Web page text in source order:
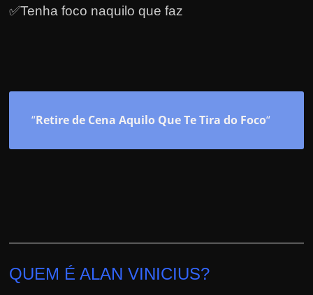
✅Tenha foco naquilo que faz
“Retire de Cena Aquilo Que Te Tira do Foco“
QUEM É ALAN VINICIUS?